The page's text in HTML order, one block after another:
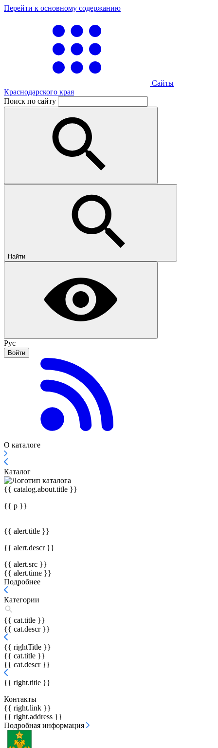
Перейти к основному содержанию
Сайты
Краснодарского края
Поиск по сайту
Найти
Рус
Войти
О каталоге
Каталог
{{ catalog.about.title }}
{{ p }}
{{ alert.title }}
{{ alert.descr }}
{{ alert.src }}
{{ alert.time }}
Подробнее
Категории
{{ cat.title }}
{{ cat.descr }}
{{ rightTitle }}
{{ cat.title }}
{{ cat.descr }}
{{ right.title }}
Контакты
{{ right.link }}
{{ right.address }}
Подробная информация